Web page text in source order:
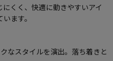
くく、快適に動きやすいアイ
ます。
なスタイルを演出。落ち着きと